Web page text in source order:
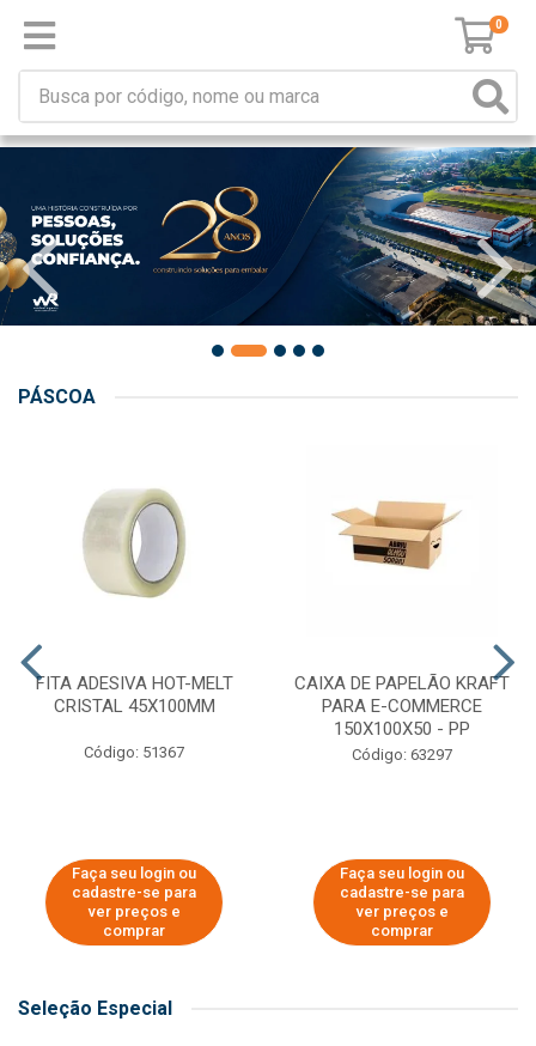
0
PÁSCOA
FITA ADESIVA HOT-MELT
CRISTAL 45X100MM
Código: 51367
Faça seu login ou
cadastre-se para
ver preços e
comprar
CAIXA DE PAPELÃO KRAFT
PARA E-COMMERCE
150X100X50 - PP
Código: 63297
Faça seu login ou
cadastre-se para
ver preços e
comprar
Seleção Especial